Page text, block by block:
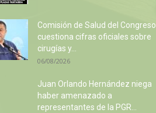
Comisión de Salud del Congreso
cuestiona cifras oficiales sobre
cirugías y...
06/08/2026
Juan Orlando Hernández niega
haber amenazado a
representantes de la PGR...